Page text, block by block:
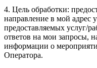
4. Цель обработки:
направление в мой адрес
предоставляемых услуг/
ответов на мои запросы,
информации о
Оператора.